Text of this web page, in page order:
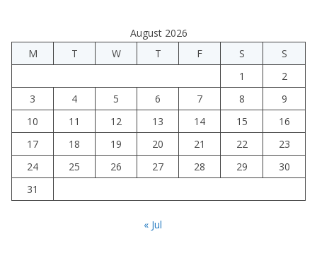
August 2026
M
T W T F S
S
1
2
3
4 5 6 7 8
9
10
11 12 13 14 15
16
17
18 19 20 21 22
23
24
25 26 27 28 29
30
31
« Jul